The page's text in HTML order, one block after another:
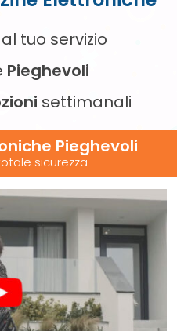
al tuo servizio
Pieghevoli
settimanali
Pieghevoli
sicurezza